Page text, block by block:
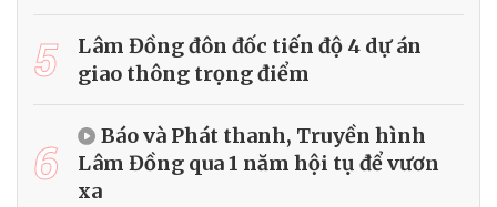
5
Lâm Đồng đôn đốc tiến độ 4 dự án
giao thông trọng điểm
6
Báo và Phát thanh, Truyền hình
Lâm Đồng qua 1 năm hội tụ để vươn
xa